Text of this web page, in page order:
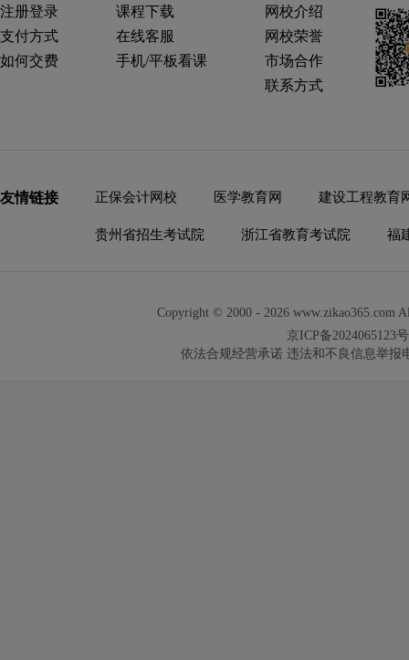
注册登录
支付方式
如何交费
课程下载
在线客服
手机/平板看课
网校介绍
网校荣誉
市场合作
联系方式
友情链接 正保会计网校 医学教育网 建设工程教育
贵州省招生考试院 浙江省教育考试院 福
Copyright © 2000 - 2026www.zikao365.com
京ICP备2024065123
依法合规经营承诺 违法和不良信息举报